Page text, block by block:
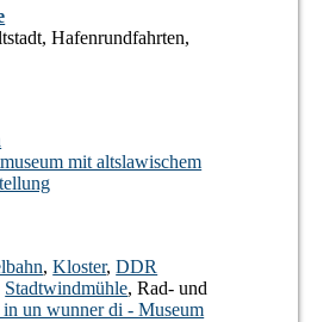
Hafenrundfahrten,
mit altslawischem
,Kloster,DDR
Stadtwindmühle, Rad- und
un wunner di - Museum